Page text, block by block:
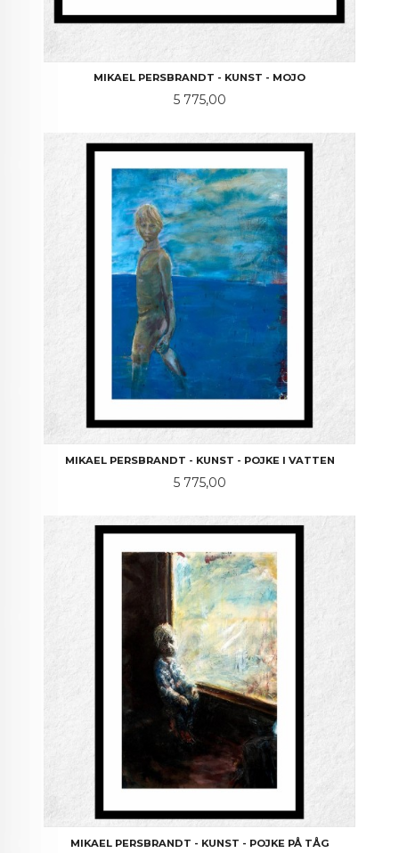
MIKAEL PERSBRANDT - KUNST - MOJO
Pris
5 775,00
MIKAEL PERSBRANDT - KUNST - POJKE I VATTEN
Pris
5 775,00
MIKAEL PERSBRANDT - KUNST - POJKE PÅ TÅG